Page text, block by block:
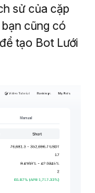
sử của cặp
cũng có
tạo Bot Lưới